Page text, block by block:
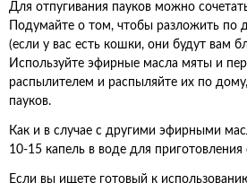
Для отпугивания пауков можно
Подумайте о том, чтобы разложить по
(если у вас есть кошки, они будут вам
Используйте эфирные масла мяты и
распылителем и распыляйте их по
пауков.
Как и в случае с другими эфирными
10-15 капель в воде для приготовления
Если вы ищете готовый к